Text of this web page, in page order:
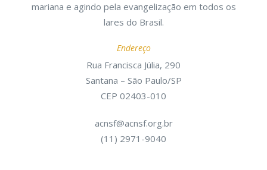
mariana e agindo pela evangelização em todos os
lares do Brasil.
Endereço
Rua Francisca Júlia, 290
Santana – São Paulo/SP
CEP 02403-010
acnsf@acnsf.org.br
(11) 2971-9040